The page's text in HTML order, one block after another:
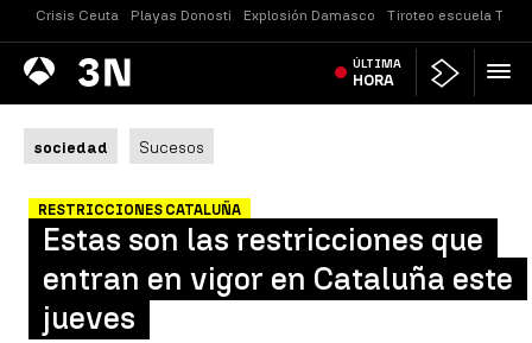
Crisis Ceuta Playas Donosti Explosión Damasco Tiroteo escuela
Antena
3 Noticias ÚLTIMA
HORA
sociedad Sucesos
RESTRICCIONES CATALUÑA
Estas son las restricciones que
entran en vigor en Cataluña este
jueves